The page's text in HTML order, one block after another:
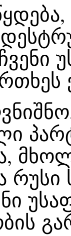
რუსი